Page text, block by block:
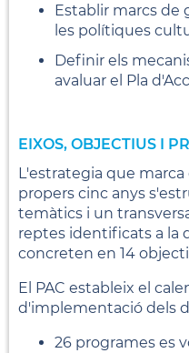
Establir marcs de
les polítiques
Definir els
avaluar el Pla
EIXOS, OBJECTIUS I
L'estrategia que marca
propers cinc anys
temàtics i un
reptes identificats a la
concreten en 14
El PAC estableix el
d'implementació dels
26 programes es